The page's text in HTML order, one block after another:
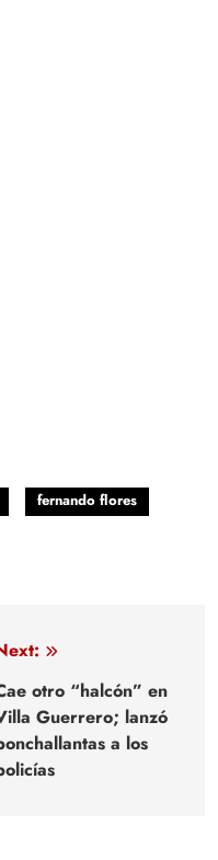
fernando flores
otro “halcón” en
Guerrero; lanzó
a los